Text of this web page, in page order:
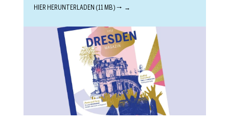
HIER HERUNTERLADEN (11 MB) 🠒